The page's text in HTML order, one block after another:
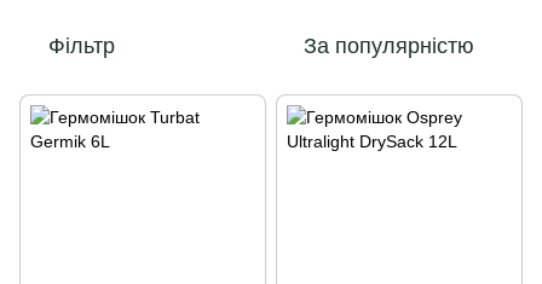
Фільтр За популярністю